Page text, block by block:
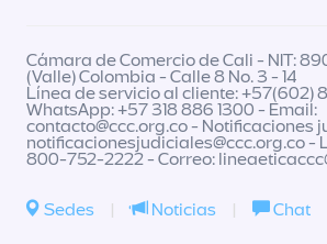
Cámara de Comercio de Cali - NIT:
(Valle) Colombia - Calle 8 No. 3 - 14
Línea de servicio al cliente: +57(602)
WhatsApp: +57 318 886 1300 - Email:
contacto@ccc.org.co- Notificaciones
notificacionesjudiciales@ccc.org.co-
800-752-2222 - Correo:
Sedes | Noticias | Chat